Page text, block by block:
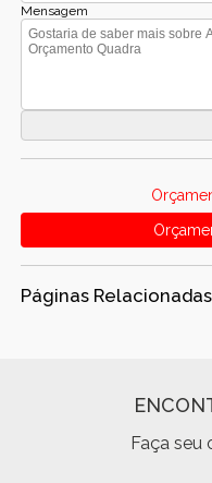
Mensagem
Páginas
Faça